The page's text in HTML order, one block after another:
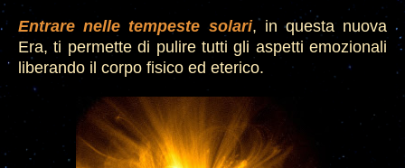
Entrare nelle tempeste solari, in questa nuova
Era, ti permette di pulire tutti gli aspetti emozionali
liberando il corpo fisico ed eterico.